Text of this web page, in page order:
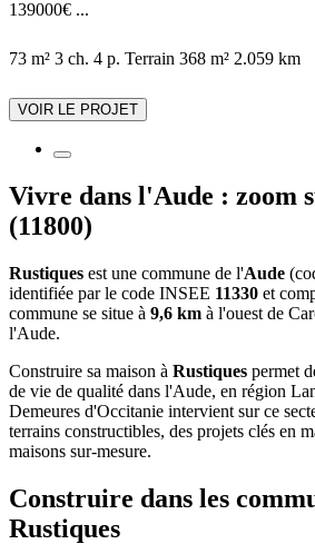
139000€ ...
73 m² 3 ch. 4 p. Terrain 368 m² 2.059 km
VOIR LE PROJET
Vivre dans l'Aude : zoom
(11800)
Rustiques est une commune de l'Aude
identifiée par le code INSEE 11330 et
commune se situe à 9,6 km à l'ouest de
l'Aude.
Construire sa maison à Rustiques permet
de vie de qualité dans l'Aude, en région
Demeures d'Occitanie intervient sur ce
terrains constructibles, des projets clés en
maisons sur-mesure.
Construire dans les
Rustiques